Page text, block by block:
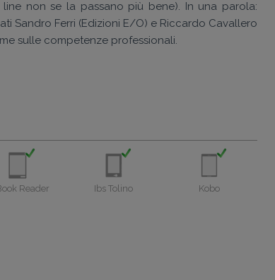
non se la passano più bene). In una parola:
Sandro Ferri (Edizioni E/O) e Riccardo Cavallero
sulle competenze professionali.
Reader Ibs Tolino Kobo